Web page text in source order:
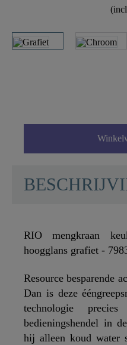
RIO mengkraan
hoogglans grafiet -
Resource besparende
Dan is deze
technologie
bedieningshendel in
hij alleen koud water